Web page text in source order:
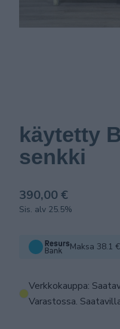
käytetty
senkki
390,00 €
Sis. alv 25.5%
Maksa 38.1
Verkkokauppa:
Varastossa.